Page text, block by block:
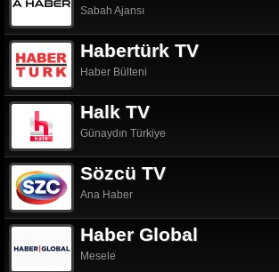
Sabah Ajansı
Habertürk TV
Haber Bülteni
Halk TV
Günaydın Türkiye
Sözcü TV
Ana Haber
Haber Global
Mesele